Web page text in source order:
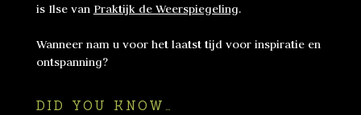
is Ilse van Praktijk de Weerspiegeling.
Wanneer nam u voor het laatst tijd voor inspiratie en
ontspanning?
DID YOU KNOW…